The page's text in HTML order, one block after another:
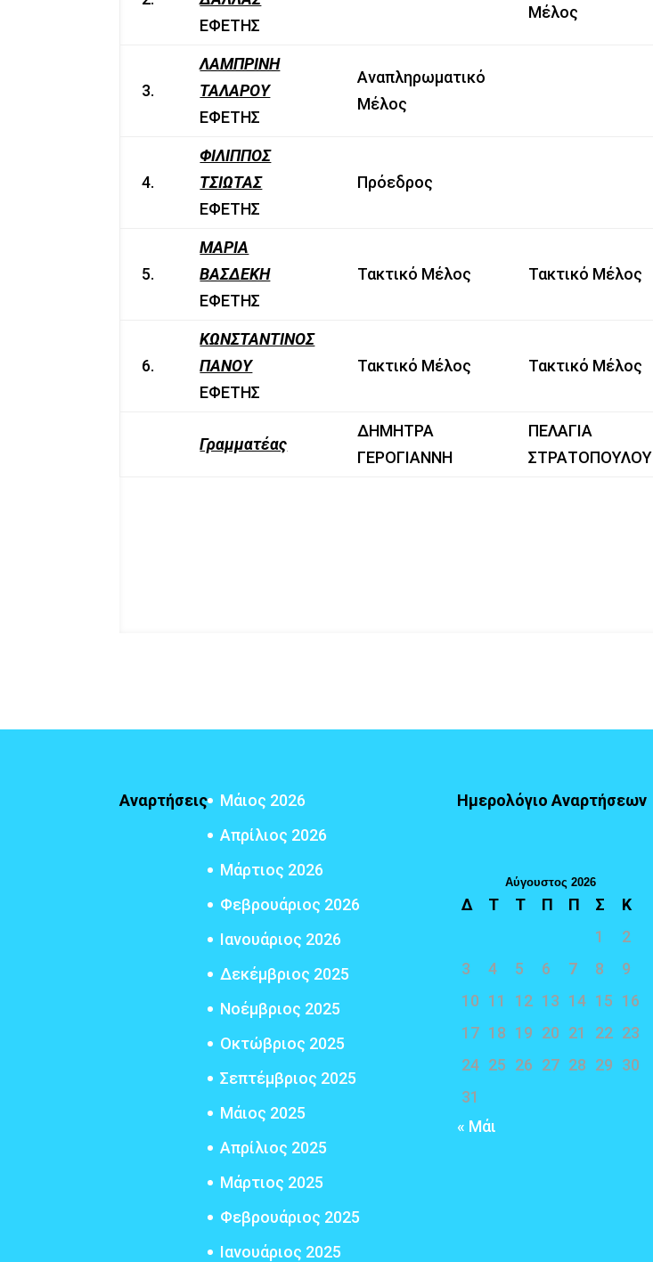
ΕΦΕΤΗΣ
Μέλος
3.
ΛΑΜΠΡΙΝΗ
ΤΑΛΑΡΟΥ
ΕΦΕΤΗΣ
Αναπληρωματικό
Μέλος
4.
ΦΙΛΙΠΠΟΣ
ΤΣΙΩΤΑΣ
ΕΦΕΤΗΣ
Πρόεδρος
5.
ΜΑΡΙΑ
ΒΑΣΔΕΚΗ
ΕΦΕΤΗΣ
Τακτικό Μέλος Τακτικό Μέλος
6.
ΚΩΝΣΤΑΝΤΙΝΟΣ
ΠΑΝΟΥ
ΕΦΕΤΗΣ
Τακτικό Μέλος Τακτικό Μέλος
Γραμματέας
ΔΗΜΗΤΡΑ
ΓΕΡΟΓΙΑΝΝΗ
ΠΕΛΑΓΙΑ
ΣΤΡΑΤΟΠΟΥΛΟΥ
Αναρτήσεις
Μάιος 2026
Απρίλιος 2026
Μάρτιος 2026
Φεβρουάριος 2026
Ιανουάριος 2026
Δεκέμβριος 2025
Νοέμβριος 2025
Οκτώβριος 2025
Σεπτέμβριος 2025
Μάιος 2025
Απρίλιος 2025
Μάρτιος 2025
Φεβρουάριος 2025
Ιανουάριος 2025
Ημερολόγιο Αναρτήσεων
Αύγουστος 2026
Δ Τ Τ Π Π Σ
Κ
1
2
3
4 5 6 7 8
9
10 11 12 13 14 15 16
17 18 19 20 21 22 23
24 25 26 27 28 29 30
31
« Μάι